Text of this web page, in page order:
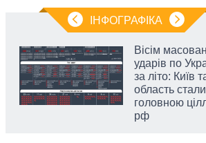
ІНФОГРАФІКА
Вісім
ударів по
за літо: Київ
область стали
головною
рф